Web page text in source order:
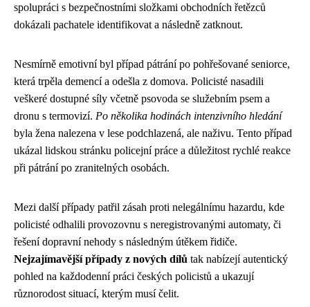
spolupráci s bezpečnostními složkami obchodních řetězců
dokázali pachatele identifikovat a následně zatknout.
Nesmírně emotivní byl případ pátrání po pohřešované seniorce,
která trpěla demencí a odešla z domova. Policisté nasadili
veškeré dostupné síly včetně psovoda se služebním psem a
dronu s termovizí. Po několika hodinách intenzivního hledání
byla žena nalezena v lese podchlazená, ale naživu. Tento případ
ukázal lidskou stránku policejní práce a důležitost rychlé reakce
při pátrání po zranitelných osobách.
Mezi další případy patřil zásah proti nelegálnímu hazardu, kde
policisté odhalili provozovnu s neregistrovanými automaty, či
řešení dopravní nehody s následným útěkem řidiče.
Nejzajímavější případy z nových dílů tak nabízejí autentický
pohled na každodenní práci českých policistů a ukazují
různorodost situací, kterým musí čelit.